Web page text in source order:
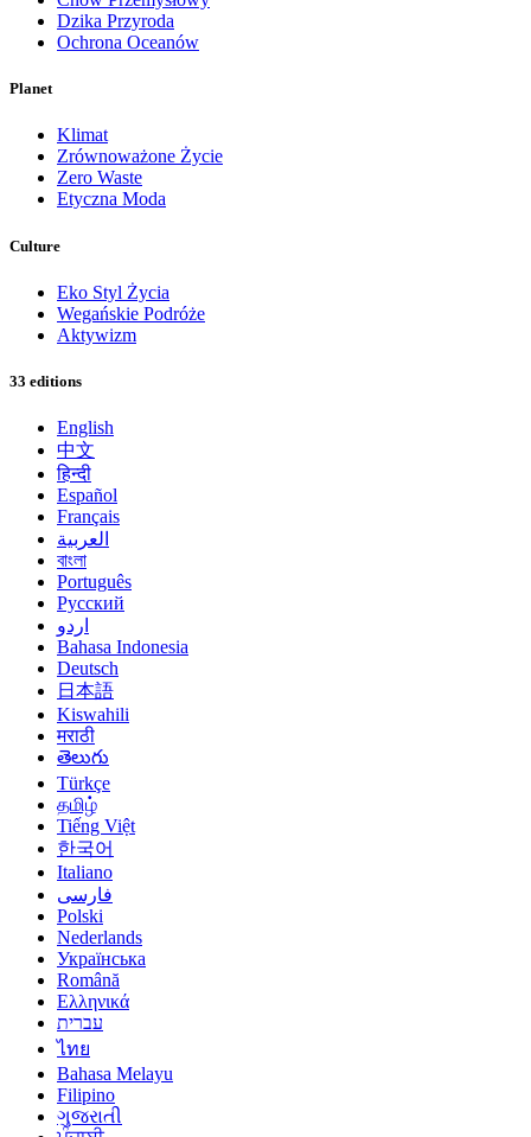
Dzika Przyroda
Ochrona Oceanów
Planet
Klimat
Zrównoważone Życie
Zero Waste
Etyczna Moda
Culture
Eko Styl Życia
Wegańskie Podróże
Aktywizm
33 editions
English
中文
हिन्दी
Español
Français
العربية
বাংলা
Português
Русский
اردو
Bahasa Indonesia
Deutsch
日本語
Kiswahili
मराठी
తెలుగు
Türkçe
தமிழ்
Tiếng Việt
한국어
Italiano
فارسی
Polski
Nederlands
Українська
Română
Ελληνικά
עברית
ไทย
Bahasa Melayu
Filipino
ગુજરાતી